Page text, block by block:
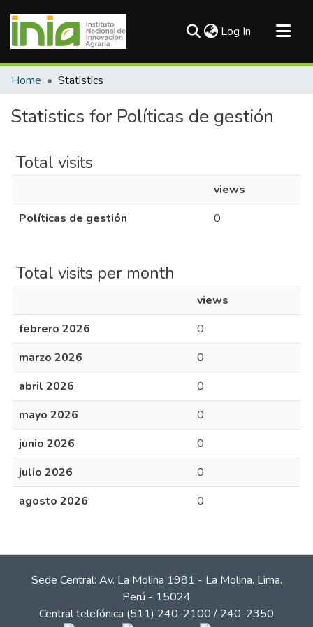
Log In (current)
Communities & Collections
Home Statistics
Statistics for Políticas de gestión
Total visits
views
Políticas de gestión
0
Total visits per month
views
febrero 2026
0
marzo 2026
0
abril 2026
0
mayo 2026
0
junio 2026
0
julio 2026
0
agosto 2026
0
Sede Central: Av. La Molina 1981 - La Molina. Lima.
Perú - 15024
Central telefónica (511) 240-2100 / 240-2350